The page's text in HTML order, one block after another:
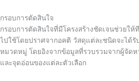
กรอบการตัดสินใจ
กรอบการตัดสินใจที่มีโครงสร้างชัดเจนช่วยใ
ไปใช้โดยปราศจากอคติ วัสดุแต่ละชนิดจะได้รั
หมวดหมู่ โดยอิงจากข้อมูลที่รวบรวมจากผู้จัดห
และจุดอ่อนของแต่ละตัวเลือก